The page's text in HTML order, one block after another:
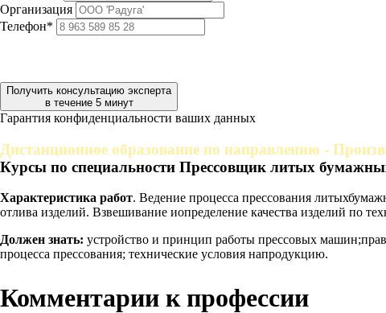
Организация
Телефон*
Получить консультацию эксперта
в течение 5 минут
Гарантия конфиденциальности ваших данных
Дистанционное образование по направлению -
Курсы по специальности Прессовщик литых
Характеристика работ. Ведение процесса прессования
отлива изделий. Взвешивание иопределение качества изделий по
Должен знать: устройство и принцип работы прессовых
процесса прессования; технические условия напродукцию.
Комментарии к профессии